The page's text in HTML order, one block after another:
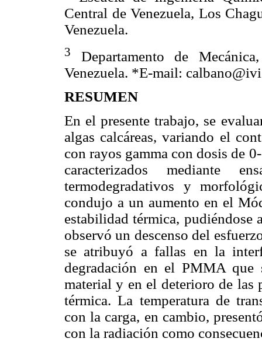
Central de Venezuela, Los
Venezuela.
3
Departamento de
Venezuela. *E-mail:
RESUMEN
En el presente trabajo, se
algas calcáreas, variando el
con rayos gamma con dosis de
caracterizados mediante
termodegradativos y
condujo a un aumento en el
estabilidad térmica, pudiéndose
observó un descenso del
se atribuyó a fallas en la
degradación en el PMMA
material y en el deterioro de las
térmica. La temperatura de
con la carga, en cambio,
con la radiación como